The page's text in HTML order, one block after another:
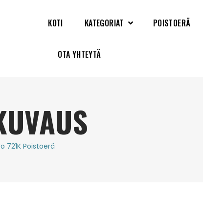
KOTI KATEGORIAT POISTOERÄ
OTA YHTEYTÄ
721K Poistoerä